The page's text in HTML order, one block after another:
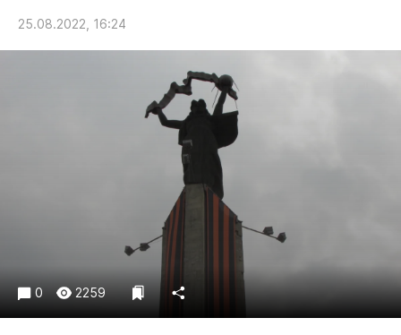
Благоустройство
Недвижимость и ЖКХ
Происшествия
Экономика и бизнес
ПРОЕКТЫ
25.08.2022, 16:24
0 2259